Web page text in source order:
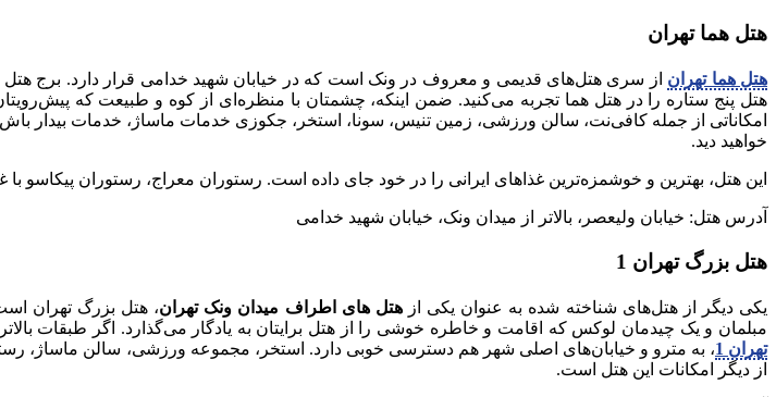
هتل هما تهران
هتل هما تهران از سری هتل‌های قدیمی و معروف در ونک است که در خیابان شهید خدامی قرار دارد. برج هتل
هتل پنج ستاره را در هتل هما تجربه می‌کنید. ضمن اینکه، چشمتان با منظره‌ای از کوه و طبیعت که
امکاناتی از جمله کافی‌نت، سالن ورزشی، زمین تنیس، سونا، استخر، جکوزی خدمات ماساژ، خدمات بیدار
خواهید دید.
این هتل، بهترین و خوشمزه‌ترین غذاهای ایرانی را در خود جای داده است. رستوران معراج، رستوران پیکاسو با
آدرس هتل: خیابان ولیعصر، بالاتر از میدان ونک، خیابان شهید خدامی
هتل بزرگ تهران 1
یکی دیگر از هتل‌های شناخته شده به عنوان یکی ازهتل های اطراف میدان ونک تهران، هتل بزرگ تهران
مبلمان و یک چیدمان لوکس که اقامت و خاطره خوشی را از هتل برایتان به یادگار می‌گذارد. اگر طبقات
تهران 1
، به مترو و خیابان‌های اصلی شهر هم دسترسی خوبی دارد. استخر، مجموعه ورزشی، سالن ماساژ،
از دیگر امکانات این هتل است.